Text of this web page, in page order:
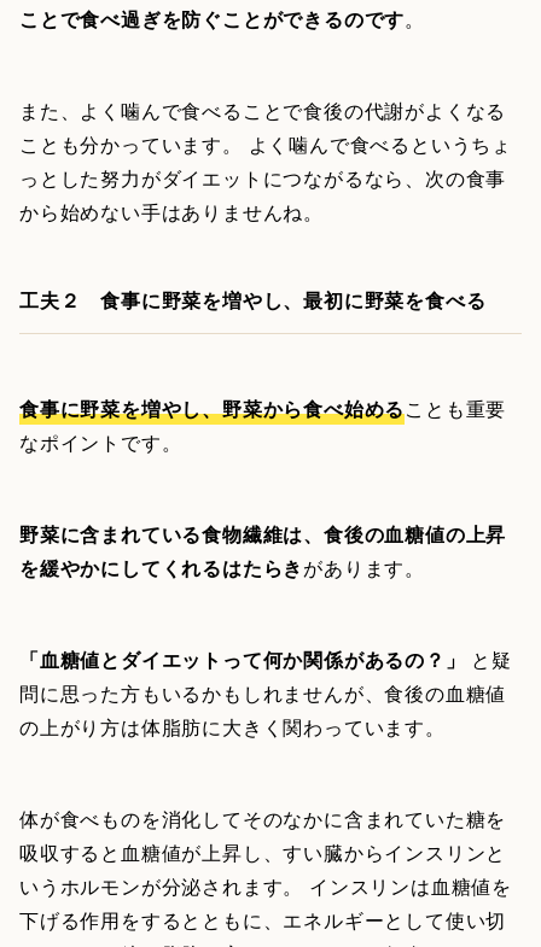
ことで食べ過ぎを防ぐことができるのです。
また、よく噛んで食べることで食後の代謝がよくなる
ことも分かっています。 よく噛んで食べるというちょ
っとした努力がダイエットにつながるなら、次の食事
から始めない手はありませんね。
工夫２ 食事に野菜を増やし、最初に野菜を食べる
食事に野菜を増やし、野菜から食べ始めることも重要
なポイントです。
野菜に含まれている食物繊維は、食後の血糖値の上昇
を緩やかにしてくれるはたらきがあります。
「血糖値とダイエットって何か関係があるの？」
と疑
問に思った方もいるかもしれませんが、食後の血糖値
の上がり方は体脂肪に大きく関わっています。
体が食べものを消化してそのなかに含まれていた糖を
吸収すると血糖値が上昇し、すい臓からインスリンと
いうホルモンが分泌されます。 インスリンは血糖値を
下げる作用をするとともに、エネルギーとして使い切